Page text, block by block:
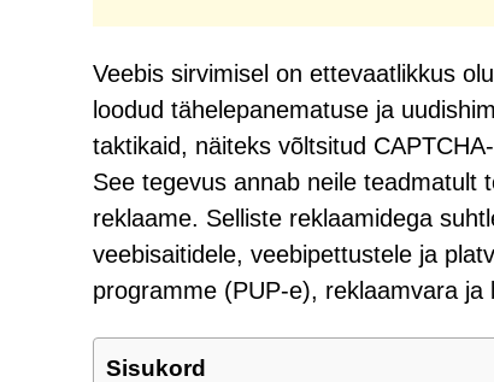
Veebis sirvimisel on ettevaatlikkus
loodud tähelepanematuse ja
taktikaid, näiteks võltsitud
See tegevus annab neile teadmatult
reklaame. Selliste reklaamidega
veebisaitidele, veebipettustele ja
programme (PUP-e), reklaamvara ja
Sisukord